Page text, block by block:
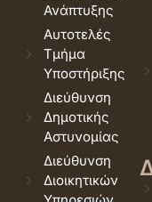
Ανάπτυξης
Αυτοτελές
Τμήμα
Υποστήριξης
Διεύθυνση
Δημοτικής
Αστυνομίας
Διεύθυνση
Διοικητικών